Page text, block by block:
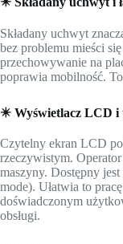
Składany uchwyt
bez problemu mieści
przechowywanie na
poprawia mobilność.
✴️ Wyświetlacz LCD i
Czytelny ekran LCD
rzeczywistym. Operator
maszyny. Dostępny
mode). Ułatwia to
doświadczonym
obsługi.